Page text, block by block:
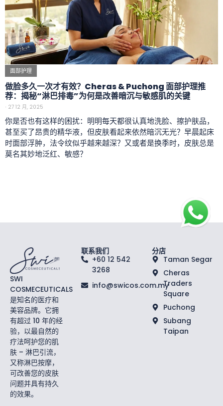
面部护理
做脸多久一次才有效？Cheras & Puchong 面部护理推
荐：揭秘“淋巴排毒”为何是改善暗沉与敏感肌的关键
⋅ 27 12 月, 2025
你是否也有这样的困扰：明明每天都很认真地洗脸、擦护肤品，
甚至买了昂贵的精华液，但皮肤看起来依然暗沉无光？早晨起床
时面部浮肿，法令纹似乎越来越深？又或者是换季时，皮肤总是
莫名其妙地泛红、敏感？
SWI
COSMECEUTICALS
是知名的医疗和
美容品牌。它拥
有超过 10 年的经
验，以最自然的
疗法呵护您的肌
肤 – 淋巴引流，
又称淋巴按摩，
可改善您的皮肤
问题并具有持久
的效果。
联系我们
+60 12 542
3268
info@swicos.com.my
分店
Taman Segar
Cheras
Traders
Square
Puchong
Subang
Taipan